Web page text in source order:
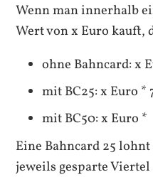
Wenn man innerhalb
Wert von x Euro kauft,
ohne Bahncard: x
mit BC25: x Euro *
mit BC50: x Euro
Eine Bahncard 25
jeweils gesparte